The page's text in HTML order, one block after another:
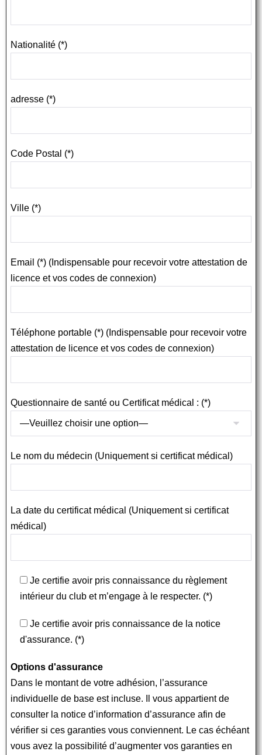
Nationalité (*)
adresse (*)
Code Postal (*)
Ville (*)
Email (*) (Indispensable pour recevoir votre attestation de
licence et vos codes de connexion)
Téléphone portable (*) (Indispensable pour recevoir votre
attestation de licence et vos codes de connexion)
Questionnaire de santé ou Certificat médical : (*)
Le nom du médecin (Uniquement si certificat médical)
La date du certificat médical (Uniquement si certificat
médical)
Je certifie avoir pris connaissance du règlement
intérieur du club et m’engage à le respecter. (*)
Je certifie avoir pris connaissance de la notice
d'assurance. (*)
Options d'assurance
Dans le montant de votre adhésion, l’assurance
individuelle de base est incluse. Il vous appartient de
consulter la notice d’information d’assurance afin de
vérifier si ces garanties vous conviennent. Le cas échéant
vous avez la possibilité d’augmenter vos garanties en